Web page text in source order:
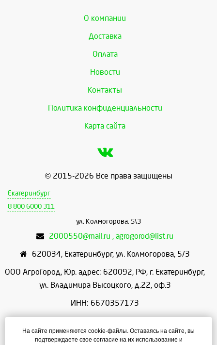
О компании
Доставка
Оплата
Новости
Контакты
Политика конфиденциальности
Карта сайта
© 2015-2026 Все права защищены
Екатеринбург
8 800 6000 311
ул. Колмогорова, 5\3
2000550@mail.ru , agrogorod@list.ru
620034, Екатеринбург, ул. Колмогорова, 5/3
ООО АгроГород, Юр. адрес: 620092, РФ, г. Екатеринбург,
ул. Владимира Высоцкого, д.22, оф.3
ИНН: 6670357173
ОГРН: 1156658086166
На сайте применяются cookie-файлы. Оставаясь на сайте, вы
подтверждаете свое согласие на их использование и